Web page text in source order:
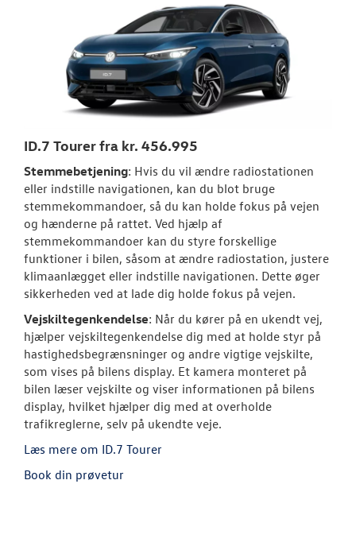
ID.7 Tourer fra kr. 456.995
Stemmebetjening: Hvis du vil ændre radiostationen
eller indstille navigationen, kan du blot bruge
stemmekommandoer, så du kan holde fokus på vejen
og hænderne på rattet. Ved hjælp af
stemmekommandoer kan du styre forskellige
funktioner i bilen, såsom at ændre radiostation, justere
klimaanlægget eller indstille navigationen. Dette øger
sikkerheden ved at lade dig holde fokus på vejen.
Vejskiltegenkendelse: Når du kører på en ukendt vej,
hjælper vejskiltegenkendelse dig med at holde styr på
hastighedsbegrænsninger og andre vigtige vejskilte,
som vises på bilens display. Et kamera monteret på
bilen læser vejskilte og viser informationen på bilens
display, hvilket hjælper dig med at overholde
trafikreglerne, selv på ukendte veje.
Læs mere om ID.7 Tourer
Book din prøvetur